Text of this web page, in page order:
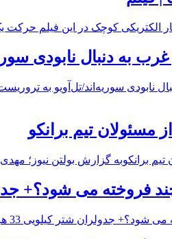
الکتریکی کوچک در این فیلم حرکت
غرب به دنبال نابودی
نابودی سوریه‌اند/تل‌آویو به
مسئولان تیم برانکو
تیم برانکوبه گزارش بولتن
فروخته می شود؟+
و گردن شتر نیز کیلویی 29 هزار تومان در میادین میوه و تره بار تهران به